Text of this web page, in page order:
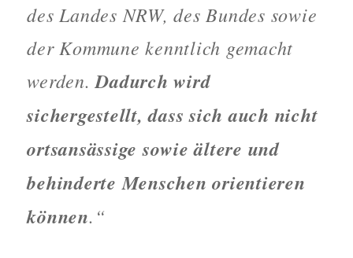
des Landes NRW, des Bundes sowie
der Kommune kenntlich gemacht
werden.Dadurch wird
sichergestellt, dass sich auch nicht
ortsansässige sowie ältere und
behinderte Menschen orientieren
können.“